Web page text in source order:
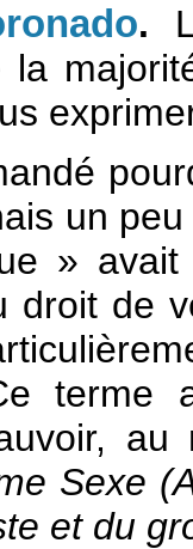
.
la
un
»
droit de
terme
Sexe
et du